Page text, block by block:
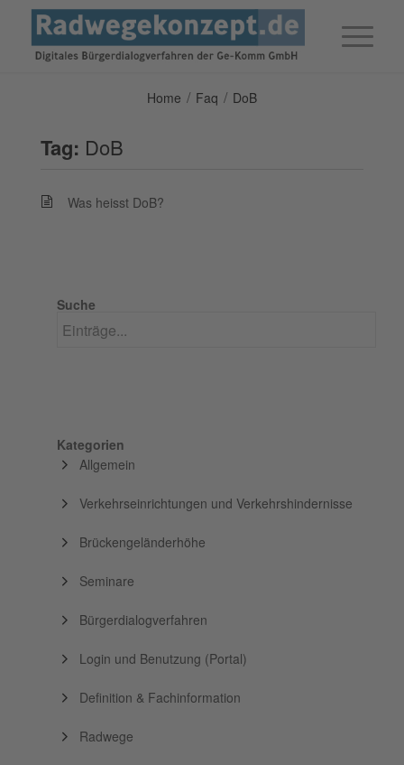
Home / Faq / DoB
Tag: DoB
Was heisst DoB?
Suche
Kategorien
Allgemein
Verkehrseinrichtungen und Verkehrshindernisse
Brückengeländerhöhe
Seminare
Bürgerdialogverfahren
Login und Benutzung (Portal)
Definition & Fachinformation
Radwege